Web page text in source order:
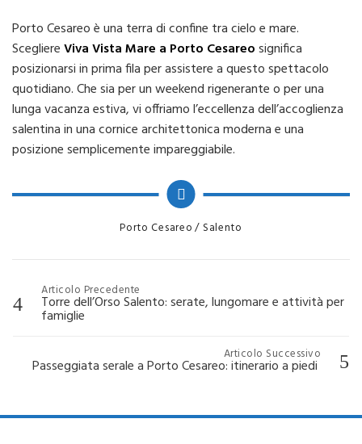
Porto Cesareo è una terra di confine tra cielo e mare.
ScegliereViva Vista Mare a Porto Cesareosignifica
posizionarsi in prima fila per assistere a questo spettacolo
quotidiano. Che sia per un weekend rigenerante o per una
lunga vacanza estiva, vi offriamo l’eccellenza dell’accoglienza
salentina in una cornice architettonica moderna e una
posizione semplicemente impareggiabile.
Categories
Porto Cesareo Salento
Navigazione
articoli
Articolo Precedente
Torre dell’Orso Salento: serate, lungomare e attività per
famiglie
Articolo Successivo
Passeggiata serale a Porto Cesareo: itinerario a piedi